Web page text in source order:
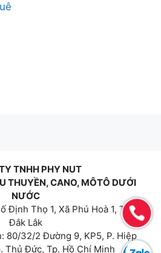
TNHH PHY NUT
THUYỀN, CANO, MÔTÔ DƯỚI
NƯỚC
Định Thọ 1, Xã Phú Hoà 1, Tỉnh
Đắk Lắk
80/32/2 Đường 9, KP5, P. Hiệp
Thủ Đức, Tp. Hồ Chí Minh